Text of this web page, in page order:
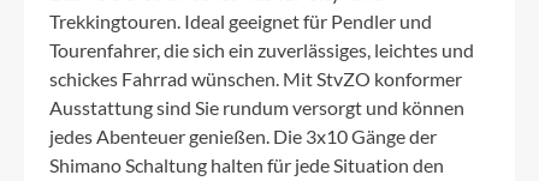
Trekkingtouren. Ideal geeignet für Pendler und
Tourenfahrer, die sich ein zuverlässiges, leichtes und
schickes Fahrrad wünschen. Mit StvZO konformer
Ausstattung sind Sie rundum versorgt und können
jedes Abenteuer genießen. Die 3x10 Gänge der
Shimano Schaltung halten für jede Situation den